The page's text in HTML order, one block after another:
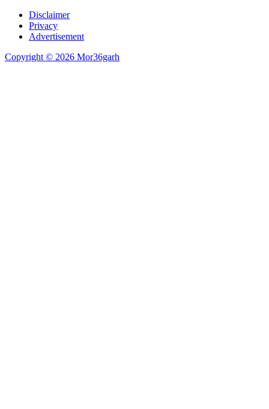
Disclaimer
Privacy
Advertisement
Copyright © 2026 Mor36garh